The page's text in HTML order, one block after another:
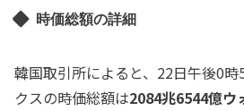
時価総額の詳細
韓国取引所によると、22日午後0
クスの時価総額は2084兆6544億ウ